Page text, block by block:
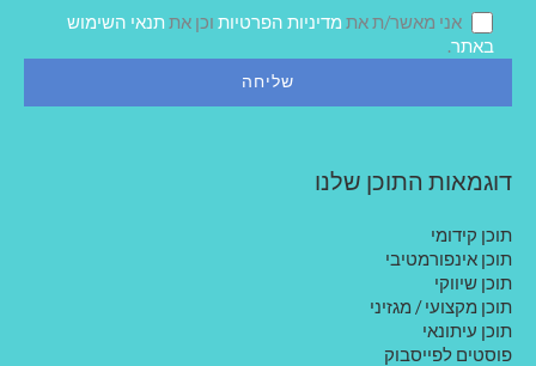
אני מאשר/ת את מדיניות הפרטיות וכן אתתנאי השימוש
באתר.
דוגמאות התוכן שלנו
תוכן קידומי
תוכן אינפורמטיבי
תוכן שיווקי
תוכן מקצועי / מגזיני
תוכן עיתונאי
פוסטים לפייסבוק